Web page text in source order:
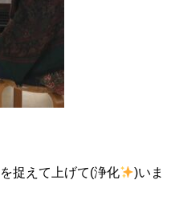
捉えて上げて(浄化
)いま